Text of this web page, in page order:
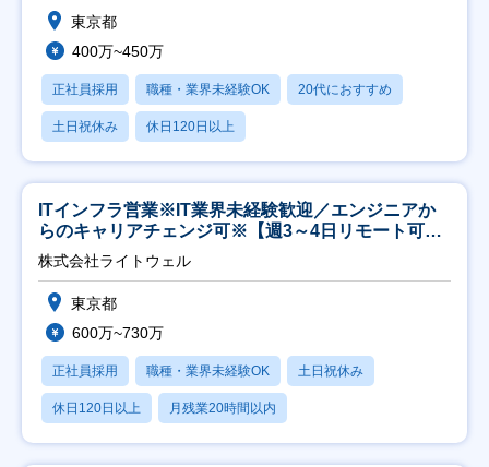
東京都
400万~450万
正社員採用 職種・業界未経験OK 20代におすすめ
土日祝休み 休日120日以上
ITインフラ営業※IT業界未経験歓迎／エンジニアか
らのキャリアチェンジ可※【週3～4日リモート可
能】
株式会社ライトウェル
東京都
600万~730万
正社員採用 職種・業界未経験OK 土日祝休み
休日120日以上 月残業20時間以内